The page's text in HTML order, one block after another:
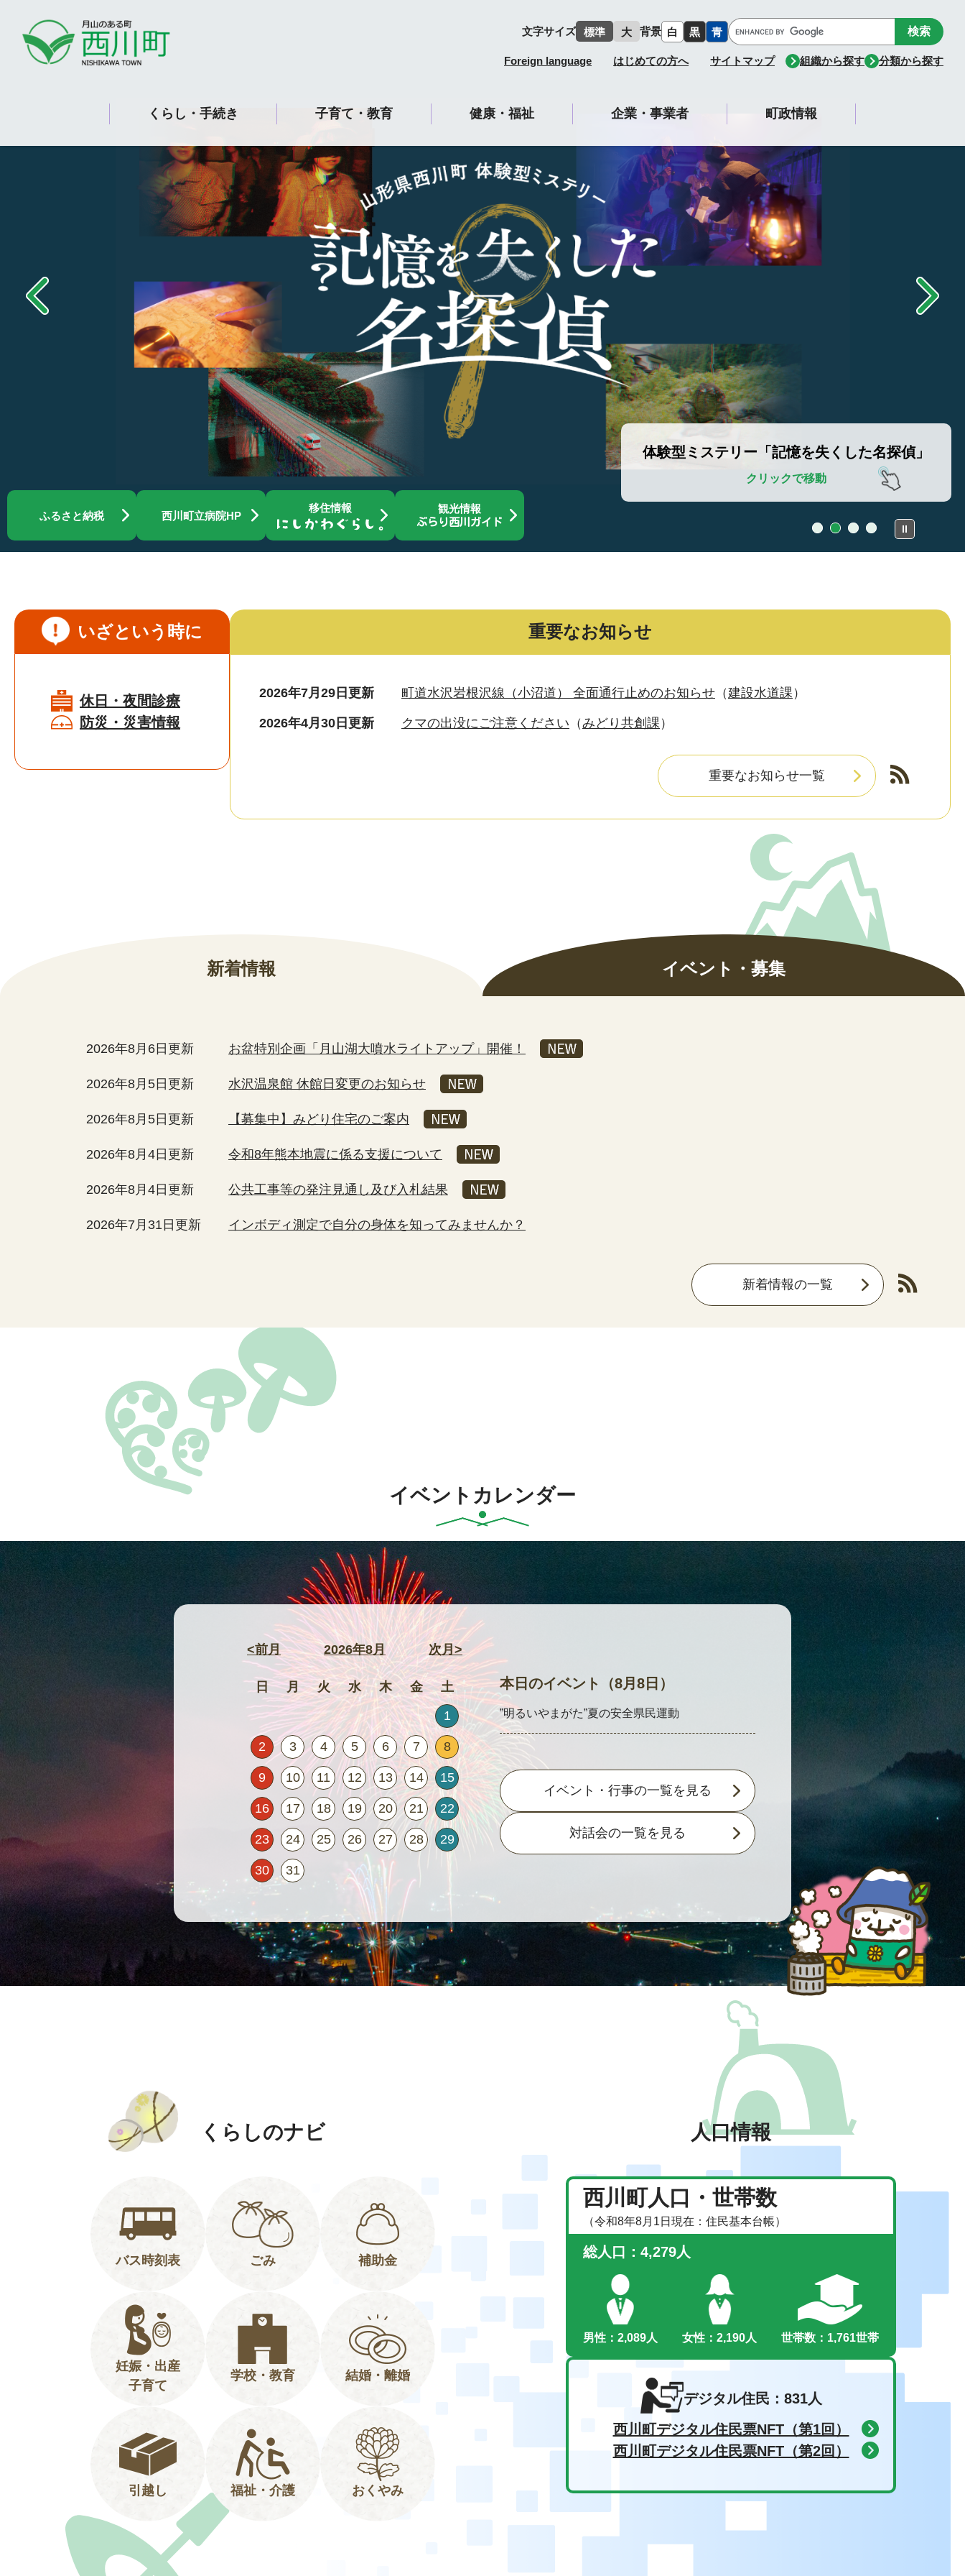
て
文字サイズ 標準 大 背景 白 黒 青
Google
カ
ス
Foreign language はじめての方へ サイトマップ 組織から探す 分類から探す
くらし・手続き 子育て・教育 健康・福祉 企業・事業者 町政情報
体験型ミステリー「記憶を失くした名探偵」
クリックで移動
ふるさと納税 西川町立病院HP
移住情報 観光情報
ぶらり西川ガイド
いざという時に
休日・夜間診療
防災・災害情報
重要なお知らせ
2026年7月29日更新 町道水沢岩根沢線（小沼道） 全面通行止めのお知らせ 建設水道課
2026年4月30日更新 クマの出没にご注意ください みどり共創課
重要なお知らせ一覧
新着情報 イベント・募集
新
着
報
2026年8月6日更新 お盆特別企画「月山湖大噴水ライトアップ」開催！
2026年8月5日更新 水沢温泉館 休館日変更のお知らせ
2026年8月5日更新 【募集中】みどり住宅のご案内
2026年8月4日更新 令和8年熊本地震に係る支援について
2026年8月4日更新 公共工事等の発注見通し及び入札結果
2026年7月31日更新 インボディ測定で自分の身体を知ってみませんか？
新着情報の一覧
イベントカレンダー
<前月 2026年8月 次月>
日 月 火 水 木 金
土
1
2 3 4 5 6 7 8
9 10 11 12 13 14 15
16 17 18 19 20 21 22
23 24 25 26 27 28 29
30 31
本日のイベント（8月8日）
”明るいやまがた”夏の安全県民運動
イベント・行事の一覧を見る
対話会の一覧を見る
くらしのナビ
バス時刻表 ごみ 補助金
妊娠・出産
子育て
学校・教育 結婚・離婚
引越し 福祉・介護 おくやみ
人口情報
西川町人口・世帯数
（令和8年8月1日現在：住民基本台帳）
総人口：4,279人
男性：2,089人 女性：2,190人 世帯数：1,761世帯
デジタル住民：831人
西川町デジタル住民票NFT（第1回）
西川町デジタル住民票NFT（第2回）